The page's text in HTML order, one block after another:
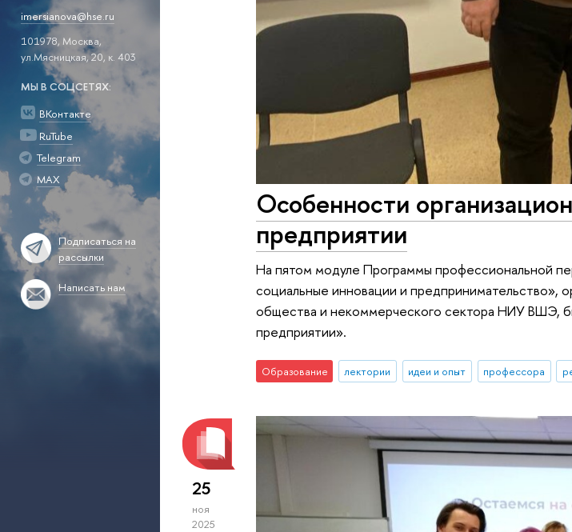
imersianova@hse.ru
101978, Москва,
ул.Мясницкая, 20, к. 403
МЫ В СОЦСЕТЯХ:
ВКонтакте
RuTube
Telegram
MAX
Подписаться на
рассылки
Написать нам
Особенности
предприятии
На пятом модуле Программы профессиональной
социальные инновации и предпринимательство»,
общества и некоммерческого сектора НИУ ВШЭ,
предприятии».
Образование лектории идеи и опыт профессора
25
ноя
2025